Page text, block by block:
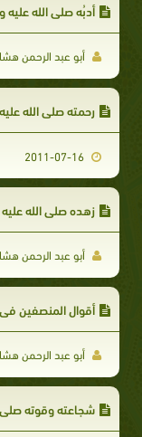
أدبُه صلى الله
أبو عبد الرحمن
رحمته صلى الله
زهده صلى الله
أبو عبد الرحمن
أقوال المنصفين
أبو عبد الرحمن
شجاعته وقوته صلى